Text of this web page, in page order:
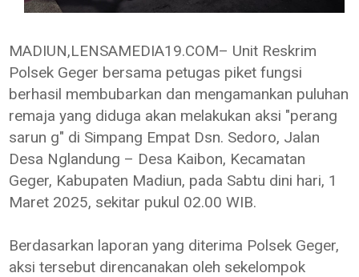
MADIUN,LENSAMEDIA19.COM– Unit Reskrim
Polsek Geger bersama petugas piket fungsi
berhasil membubarkan dan mengamankan puluhan
remaja yang diduga akan melakukan aksi "perang
sarun g" di Simpang Empat Dsn. Sedoro, Jalan
Desa Nglandung – Desa Kaibon, Kecamatan
Geger, Kabupaten Madiun, pada Sabtu dini hari, 1
Maret 2025, sekitar pukul 02.00 WIB.
Berdasarkan laporan yang diterima Polsek Geger,
aksi tersebut direncanakan oleh sekelompok